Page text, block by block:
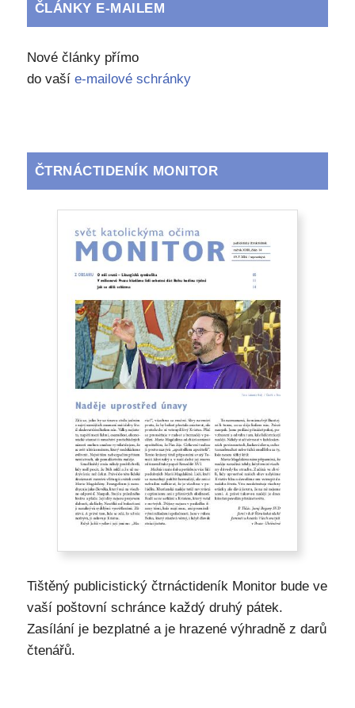
ČLÁNKY E-MAILEM
Nové články přímo
do vaší e-mailové schránky
ČTRNÁCTIDENÍK MONITOR
Tištěný publicistický čtrnáctideník Monitor bude ve
vaší poštovní schránce každý druhý pátek.
Zasílání je bezplatné a je hrazené výhradně z darů
čtenářů.